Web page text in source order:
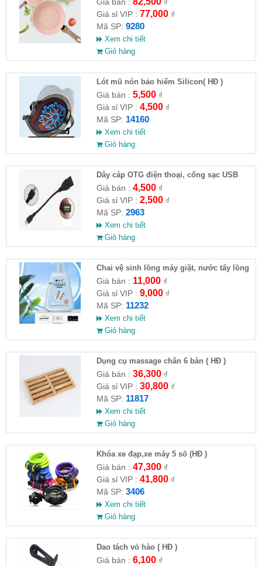
Giá bán :
₫
Giá sỉ VIP : 77,000₫
Mã SP: 9280
Xem chi tiết
Giỏ hàng
Lót mũ nón bảo hiểm Silicon( HĐ )
Giá bán : 5,500₫
Giá sỉ VIP : 4,500₫
Mã SP: 14160
Xem chi tiết
Giỏ hàng
Dây cáp OTG điện thoại, cổng sạc USB
Giá bán : 4,500₫
Giá sỉ VIP : 2,500₫
Mã SP: 2963
Xem chi tiết
Giỏ hàng
Chai vệ sinh lồng máy giặt, nước tẩy lồng
máy giặt CLEANING FLUID
Giá bán : 11,000₫
Giá sỉ VIP : 9,000₫
Mã SP: 11232
Xem chi tiết
Giỏ hàng
Dụng cụ massage chân 6 bàn ( HĐ )
Giá bán : 36,300₫
Giá sỉ VIP : 30,800₫
Mã SP: 11817
Xem chi tiết
Giỏ hàng
Khóa xe đạp,xe máy 5 số (HĐ )
Giá bán : 47,300₫
Giá sỉ VIP : 41,800₫
Mã SP: 3406
Xem chi tiết
Giỏ hàng
Dao tách vỏ hào ( HĐ )
Giá bán : 6,100₫